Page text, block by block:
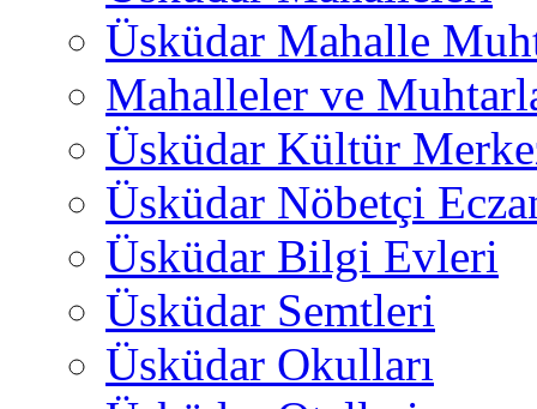
Üsküdar Mahalle
Mahalleler ve
Üsküdar Kültür
Üsküdar Nöbetçi
Üsküdar Bilgi Evleri
Üsküdar Semtleri
Üsküdar Okulları